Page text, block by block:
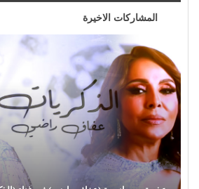
المشاركات الاخيرة